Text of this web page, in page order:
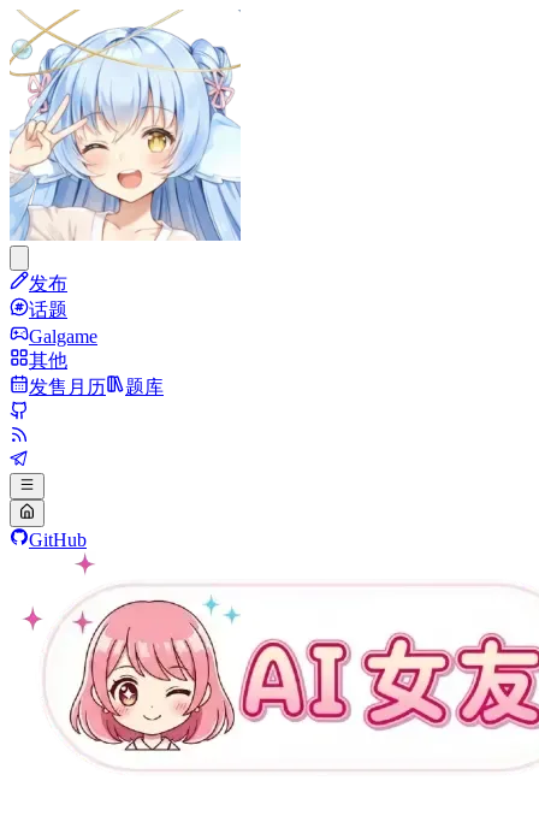
发布
话题
Galgame
其他
发售月历
题库
GitHub